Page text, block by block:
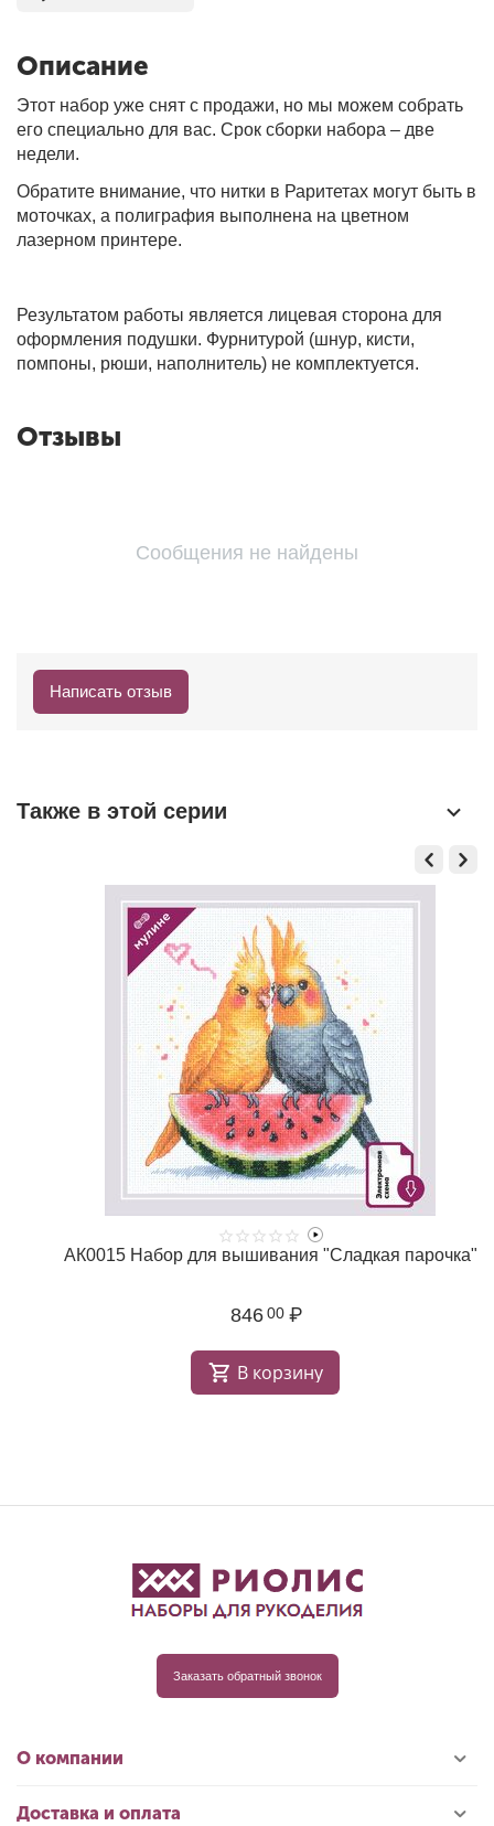
Описание
Этот набор уже снят с продажи, но мы можем собрать
его специально для вас. Срок сборки набора – две
недели.
Обратите внимание, что нитки в Раритетах могут быть в
моточках, а полиграфия выполнена на цветном
лазерном принтере.
Результатом работы является лицевая сторона для
оформления подушки. Фурнитурой (шнур, кисти,
помпоны, рюши, наполнитель) не комплектуется.
Отзывы
Сообщения не найдены
Написать отзыв
Также в этой серии
АК0015 Набор для вышивания "Сладкая парочка"
846 00 ₽
В корзину
Заказать обратный звонок
О компании
Доставка и оплата